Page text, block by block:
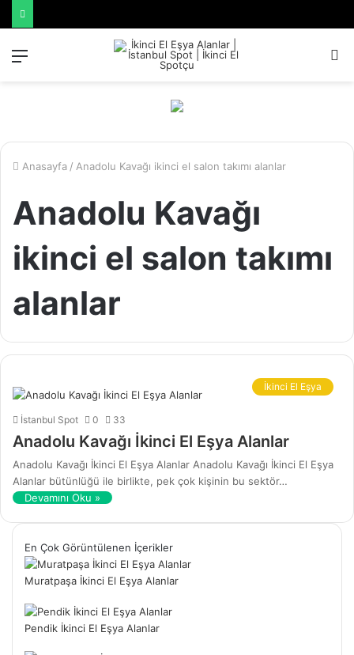
Anasayfa / Anadolu Kavağı ikinci el salon takımı alanlar
Anadolu Kavağı
ikinci el salon takımı
alanlar
İkinci El Eşya
İstanbul Spot 0 33
Anadolu Kavağı İkinci El Eşya Alanlar
Anadolu Kavağı İkinci El Eşya Alanlar Anadolu Kavağı İkinci El Eşya
Alanlar bütünlüğü ile birlikte, pek çok kişinin bu sektör…
Devamını Oku »
En Çok Görüntülenen İçerikler
Muratpaşa İkinci El Eşya Alanlar
Pendik İkinci El Eşya Alanlar